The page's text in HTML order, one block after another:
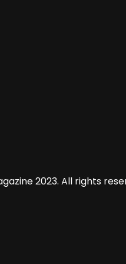
2023. All rights